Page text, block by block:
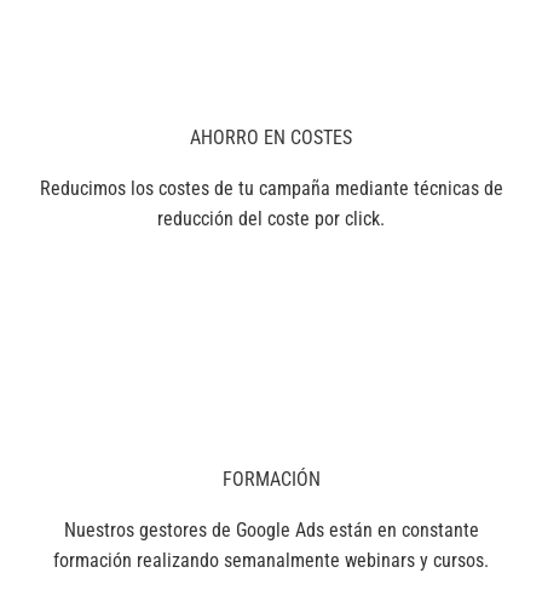
AHORRO EN COSTES
Reducimos los costes de tu campaña mediante técnicas de
reducción del coste por click.
FORMACIÓN
Nuestros gestores de Google Ads están en constante
formación realizando semanalmente webinars y cursos.